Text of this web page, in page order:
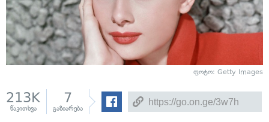
ფოტო: Getty Images
213K
წაკითხვა
7
გაზიარება